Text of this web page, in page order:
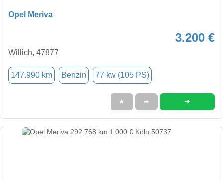
Opel Meriva
3.200 €
Willich, 47877
147.990 km Benzin 77 kw (105 PS)
★ ➦ ➜